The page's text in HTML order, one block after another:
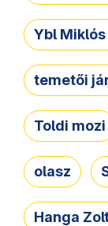
Ybl
temetői
Toldi mozi
olasz
Hanga